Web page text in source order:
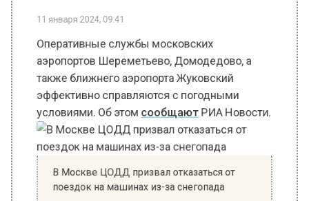
аэропортов Шереметьево, Домодедово, а
также ближнего аэропорта Жуковский
эффективно справляются с погодными
условиями. Об этомсообщаютРИА Новости.
В Москве ЦОДД призвал отказаться от
Несмотря на снегопад, аэропорт